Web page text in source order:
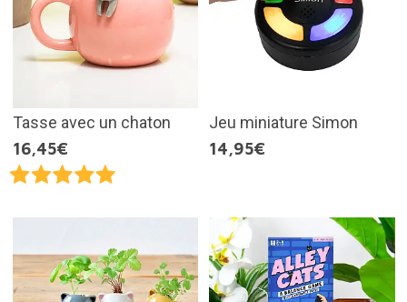
Tasse avec un chaton
16,45€
Jeu miniature Simon
14,95€